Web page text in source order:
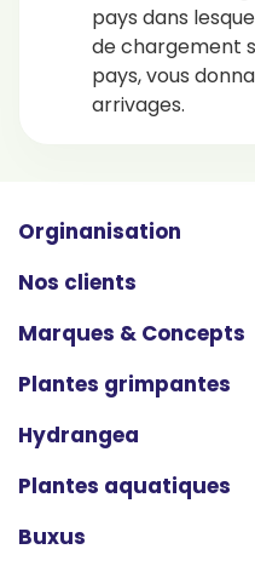
pays dans
de chargement
pays, vous
arrivages.
Orginanisation
Nos clients
Marques & Concepts
Plantes grimpantes
Hydrangea
Plantes aquatiques
Buxus